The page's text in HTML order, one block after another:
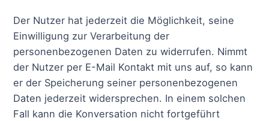
Der Nutzer hat jederzeit die Möglichkeit, seine
Einwilligung zur Verarbeitung der
personenbezogenen Daten zu widerrufen. Nimmt
der Nutzer per E-Mail Kontakt mit uns auf, so kann
er der Speicherung seiner personenbezogenen
Daten jederzeit widersprechen. In einem solchen
Fall kann die Konversation nicht fortgeführt